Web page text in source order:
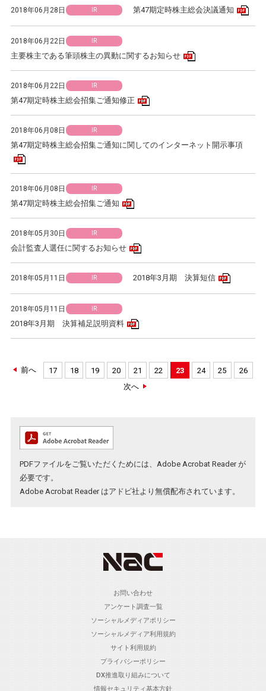
2018年06月28日 IR 第47期定時株主総会決議通知
2018年06月22日 IR
主要株主である筆頭株主の異動に関するお知らせ
2018年06月22日 IR
第47期定時株主総会招集ご通知修正
2018年06月08日 IR
第47期定時株主総会招集ご通知に関してのインターネット開示事項
2018年06月08日 IR
第47期定時株主総会招集ご通知
2018年05月30日 IR
会計監査人選任に関するお知らせ
2018年05月11日 IR 2018年3月期 決算短信
2018年05月11日 IR
2018年3月期 決算補足説明資料
前へ 17 18 19 20 21 22 23 24 25
26
次へ
PDFファイルをご覧いただくためには、Adobe Acrobat Reader が
必要です。
Adobe Acrobat Readerはアドビ社より無償配布されています。
お問い合わせ
アンケート調査一覧
ソーシャルメディアポリシー
ソーシャルメディア利用規約
サイト利用規約
プライバシーポリシー
DX推進取り組みについて
情報セキュリティ基本方針